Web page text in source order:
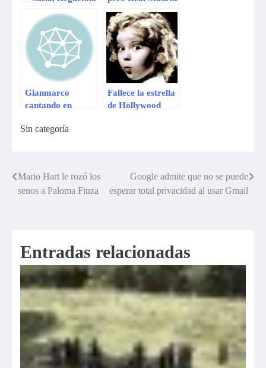
perdió la
Supercopa de
España
Gianmarco
cantando en
concierto de
Fallece la estrella
de Hollywood
Sin categoría
Navegación
Mario Hart le rozó los
senos a Paloma Fiuza
Google admite que no se puede
esperar total privacidad al usar Gmail
Entradas relacionadas